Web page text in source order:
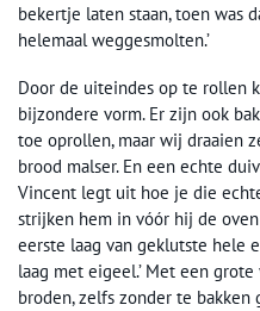
bekertje laten staan, toen was
helemaal weggesmolten.’
Door de uiteindes op te rollen
bijzondere vorm. Er zijn ook
toe oprollen, maar wij draaien
brood malser. En een echte
Vincent legt uit hoe je die
strijken hem in vóór hij de
eerste laag van geklutste hele
laag met eigeel.’ Met een
broden, zelfs zonder te